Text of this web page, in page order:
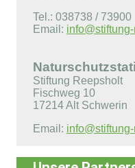
Tel.: 038738 / 73900
Email:
Stiftung Reepsholt
Fischweg 10
17214 Alt Schwerin
Email: